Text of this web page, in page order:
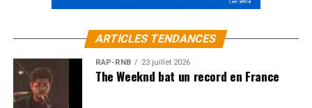
ARTICLES TENDANCES
RAP-RNB 23 juillet 2026
The Weeknd bat un record en France